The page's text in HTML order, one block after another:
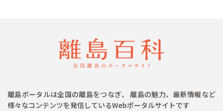
離島ポータルは全国の離島をつなぎ、 離島の魅力、最新情報など
様々なコンテンツを発信しているWebポータルサイトです